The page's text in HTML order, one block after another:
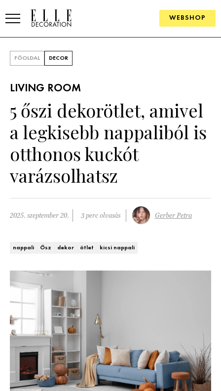
WEBSHOP
SZOBÁK
Konyha
Fürdőszoba
Nappali
ÖTLETEK
FŐOLDAL DECOR
LIVING ROOM
5 őszi dekorötlet, amivel
a legkisebb nappaliból is
otthonos kuckót
varázsolhatsz
2025. szeptember 20. 3 perc olvasás Gerber Petra
nappali Ősz dekor ötlet kicsi nappali